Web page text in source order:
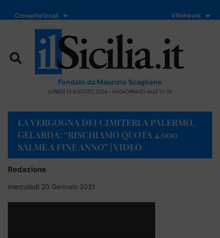
Cronache locali Il Network
Fondato da Maurizio Scaglione
LUNEDÌ 10 AGOSTO 2026 - AGGIORNATO ALLE 10:38
LA VERGOGNA DEI CIMITERI A PALERMO,
GELARDA: “RISCHIAMO QUOTA 4.000
SALME A FINE ANNO” | VIDEO
Redazione
mercoledì 20 Gennaio 2021